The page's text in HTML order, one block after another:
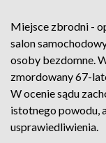
Miejsce zbrodni -
salon
osoby bezdomne.
zmordowany 67-
W ocenie sądu
istotnego powodu,
usprawiedliwienia.